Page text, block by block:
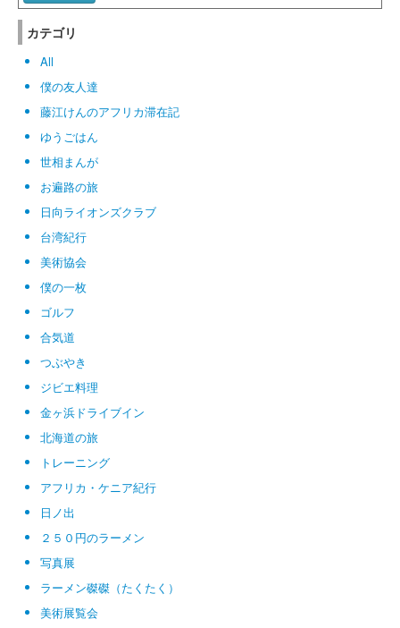
カテゴリ
All
僕の友人達
藤江けんのアフリカ滞在記
ゆうごはん
世相まんが
お遍路の旅
日向ライオンズクラブ
台湾紀行
美術協会
僕の一枚
ゴルフ
合気道
つぶやき
ジビエ料理
金ヶ浜ドライブイン
北海道の旅
トレーニング
アフリカ・ケニア紀行
日ノ出
２５０円のラーメン
写真展
ラーメン磔磔（たくたく）
美術展覧会